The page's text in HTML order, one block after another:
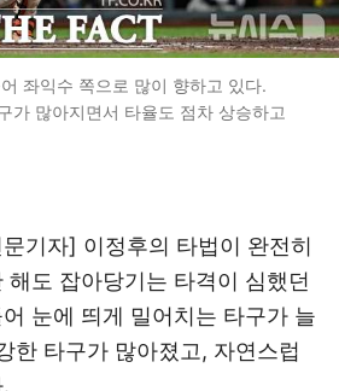
좌익수 쪽으로 많이 향하고 있다.
가 많아지면서 타율도 점차 상승하고
기자] 이정후의 타법이 완전히
해도 잡아당기는 타격이 심했던
눈에 띄게 밀어치는 타구가 늘
한 타구가 많아졌고, 자연스럽